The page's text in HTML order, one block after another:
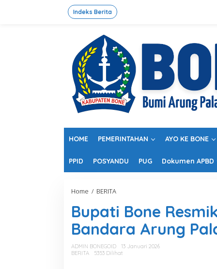
Indeks Berita
HOME PEMERINTAHAN AYO KE BONE
PPID POSYANDU PUG Dokumen APBD
Home / BERITA
p
a
t
i
o
Bupati Bone
Bandara Arung
ADMIN BONEGOID
13 Januari 2026
BERITA
5353 Dilihat